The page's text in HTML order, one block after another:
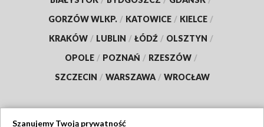
GORZÓW WLKP. / KATOWICE / KIELCE /
KRAKÓW / LUBLIN / ŁÓDŹ / OLSZTYN /
OPOLE / POZNAŃ / RZESZÓW /
SZCZECIN / WARSZAWA / WROCŁAW
Szanujemy Twoją prywatność